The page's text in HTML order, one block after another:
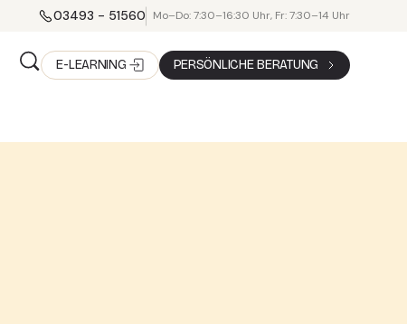
03493 - 51560 Mo–Do: 7:30–16:30 Uhr, Fr: 7:30–14 Uhr
E-LEARNING PERSÖNLICHE BERATUNG